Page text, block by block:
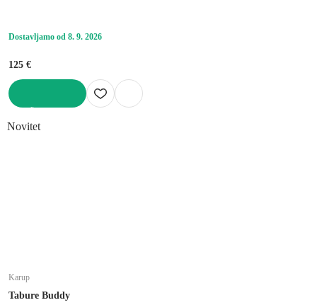
Dostavljamo od 8. 9. 2026
125 €
Novitet
Karup
Tabure Buddy